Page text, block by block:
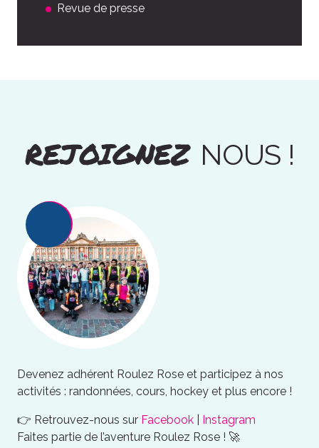
Revue de presse
REJOIGNEZ NOUS !
Devenez adhérent Roulez Rose et participez à nos
activités : randonnées, cours, hockey et plus encore !
👉 Retrouvez-nous sur Facebook
Instagram
Faites partie de l’aventure Roulez Rose ! 🚀